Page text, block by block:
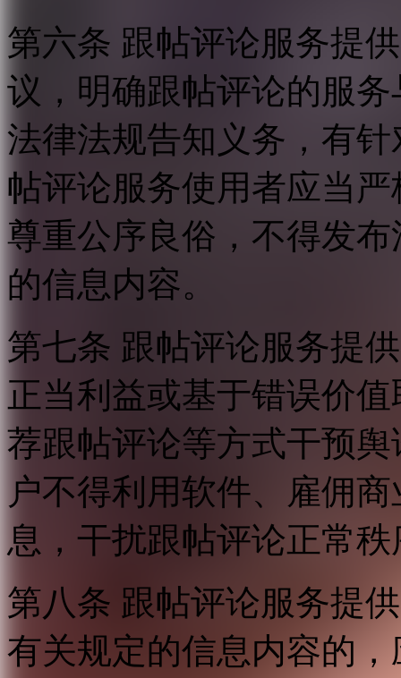
第六条 跟帖评论服务提
议，明确跟帖评论的服
法律法规告知义务，有
帖评论服务使用者应当
尊重公序良俗，不得发
的信息内容。
第七条 跟帖评论服务提
正当利益或基于错误价
荐跟帖评论等方式干预
户不得利用软件、雇佣
息，干扰跟帖评论正常
第八条 跟帖评论服务提
有关规定的信息内容的